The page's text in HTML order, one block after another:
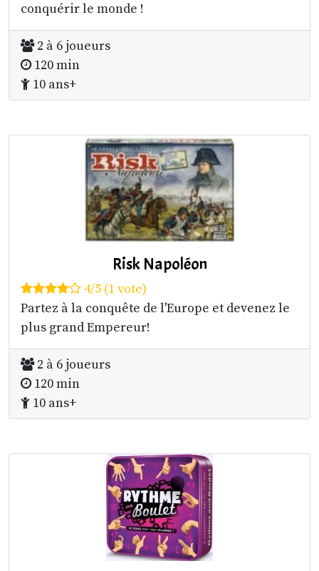
conquérir le monde !
2 à 6 joueurs
120 min
10 ans+
Risk Napoléon
4/5 (1 vote)
Partez à la conquête de l'Europe et devenez le
plus grand Empereur!
2 à 6 joueurs
120 min
10 ans+